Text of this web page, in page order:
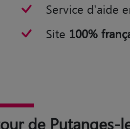
Service d'aide
Site 100%
de Putanges-